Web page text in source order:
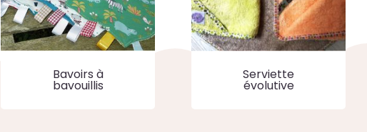
Bavoirs à
bavouillis
Serviette
évolutive